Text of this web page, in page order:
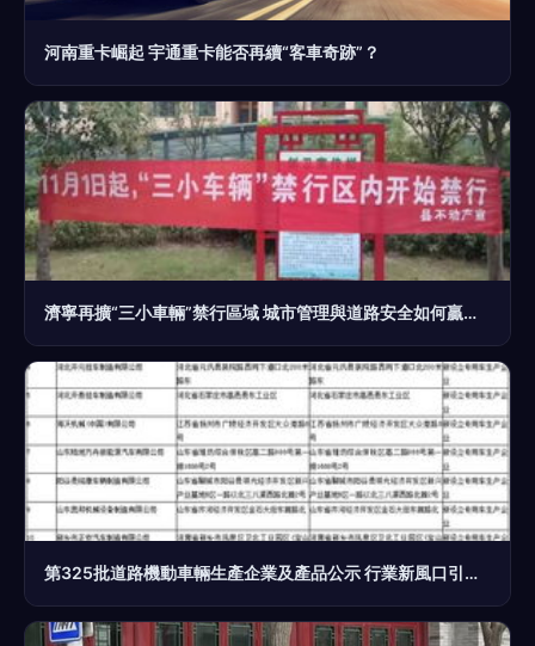
河南重卡崛起 宇通重卡能否再續“客車奇跡”？
濟寧再擴“三小車輛”禁行區域 城市管理與道路安全如何贏回共贏？
第325批道路機動車輛生產企業及產品公示 行業新風口引關注